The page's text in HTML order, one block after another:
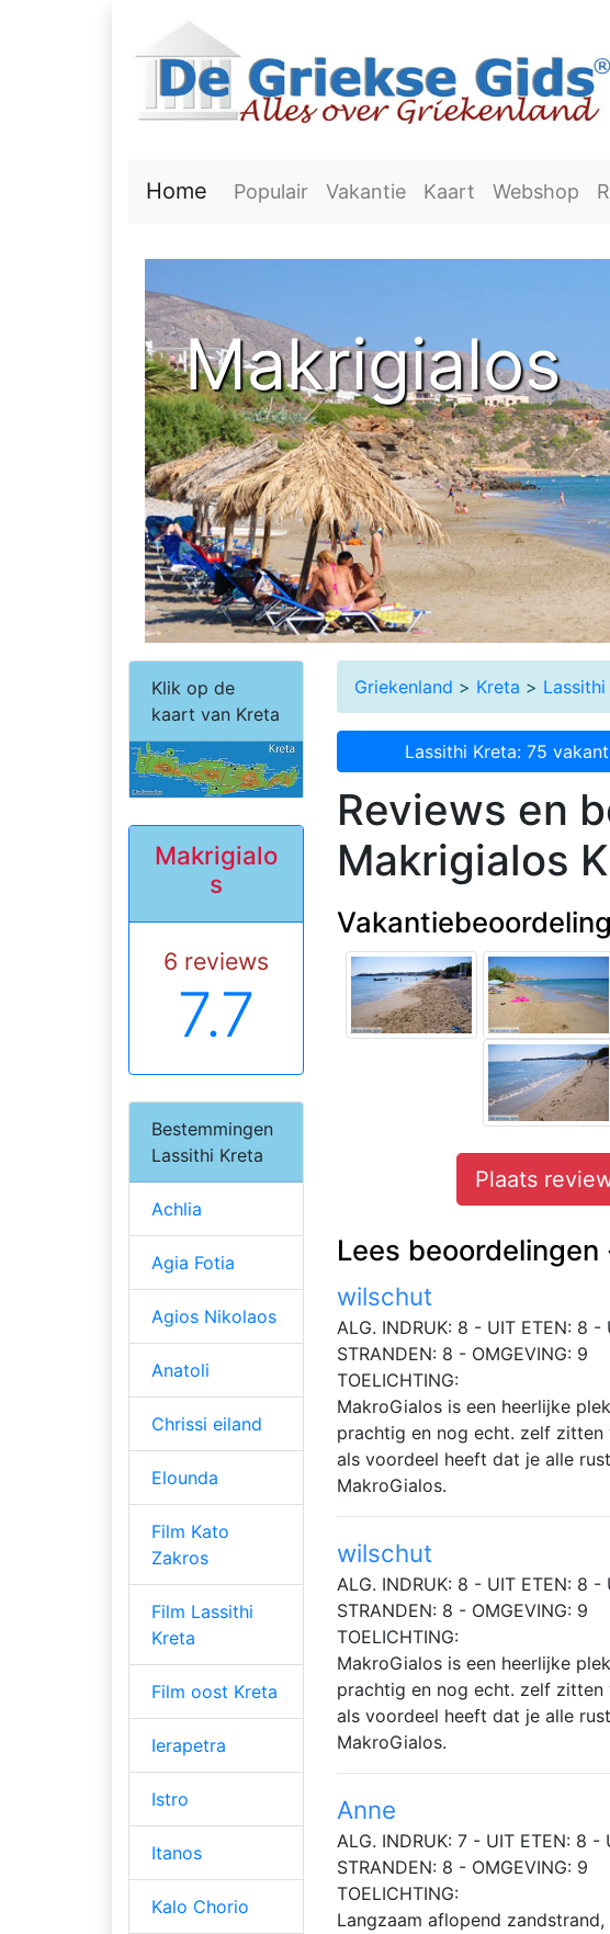
Home Populair Vakantie Kaart Webshop
Makrigialos
Griekenland > Kreta >
Lassithi Kreta: 75
Reviews en
Makrigialos
Plaats
Lees
wilschut
ALG. INDRUK: 8 - UIT ETEN: 8
STRANDEN: 8 - OMGEVING: 9
TOELICHTING:
MakroGialos is een heerlijke
prachtig en nog echt. zelf zitten
als voordeel heeft dat je alle
MakroGialos.
wilschut
ALG. INDRUK: 8 - UIT ETEN: 8
STRANDEN: 8 - OMGEVING: 9
TOELICHTING:
MakroGialos is een heerlijke
prachtig en nog echt. zelf zitten
als voordeel heeft dat je alle
MakroGialos.
Anne
ALG. INDRUK: 7 - UIT ETEN: 8 -
STRANDEN: 8 - OMGEVING: 9
TOELICHTING:
Langzaam aflopend
Klik op de
kaart van Kreta
Makrigialo
s
6 reviews
7.7
Bestemmingen
Lassithi Kreta
Achlia
Agia Fotia
Agios Nikolaos
Anatoli
Chrissi eiland
Elounda
Film Kato
Zakros
Film Lassithi
Kreta
Film oost Kreta
Ierapetra
Istro
Itanos
Kalo Chorio